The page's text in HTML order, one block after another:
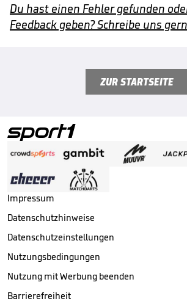
Du hast einen Fehler gefunden
Feedback geben? Schreibe uns
ZUR STARTSEITE
Impressum
Datenschutzhinweise
Datenschutzeinstellungen
Nutzungsbedingungen
Nutzung mit Werbung beenden
Barrierefreiheit